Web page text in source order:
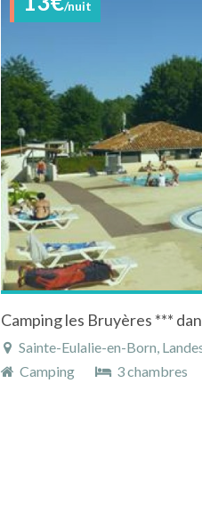
/nuit
Camping les Bruyères ***
Sainte-Eulalie-en-Born,
Camping
3 chambres